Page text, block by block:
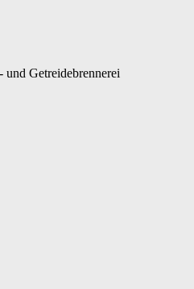
Getreidebrennerei